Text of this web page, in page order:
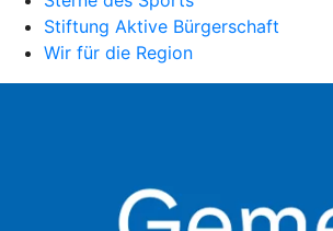
Stiftung Aktive Bürgerschaft
Wir für die Region